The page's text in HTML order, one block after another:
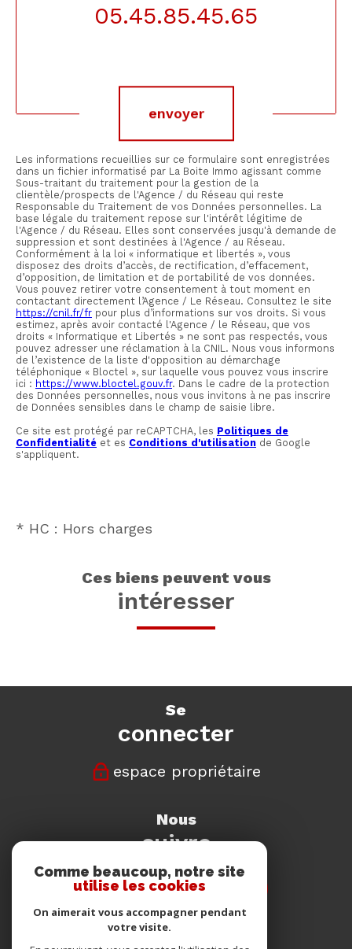
05.45.85.45.65
envoyer
Les informations recueillies sur ce formulaire sont enregistrées
dans un fichier informatisé par La Boite Immo agissant comme
Sous-traitant du traitement pour la gestion de la
clientèle/prospects de l'Agence / du Réseau qui reste
Responsable du Traitement de vos Données personnelles. La
base légale du traitement repose sur l'intérêt légitime de
l'Agence / du Réseau. Elles sont conservées jusqu'à demande de
suppression et sont destinées à l'Agence / au Réseau.
Conformément à la loi « informatique et libertés », vous
disposez des droits d’accès, de rectification, d’effacement,
d’opposition, de limitation et de portabilité de vos données.
Vous pouvez retirer votre consentement à tout moment en
contactant directement l’Agence / Le Réseau. Consultez le site
https://cnil.fr/fr pour plus d’informations sur vos droits. Si vous
estimez, après avoir contacté l'Agence / le Réseau, que vos
droits « Informatique et Libertés » ne sont pas respectés, vous
pouvez adresser une réclamation à la CNIL. Nous vous informons
de l’existence de la liste d'opposition au démarchage
téléphonique « Bloctel », sur laquelle vous pouvez vous inscrire
ici : https://www.bloctel.gouv.fr. Dans le cadre de la protection
des Données personnelles, nous vous invitons à ne pas inscrire
de Données sensibles dans le champ de saisie libre.
Ce site est protégé par reCAPTCHA, les Politiques de
Confidentialité et es Conditions d'utilisation de Google
s'appliquent.
* HC : Hors charges
ces biens peuvent vous
intéresser
se
connecter
espace propriétaire
nous
suivre
nous
Comme beaucoup, notre site
utilise les cookies
On aimerait vous accompagner pendant
votre visite.